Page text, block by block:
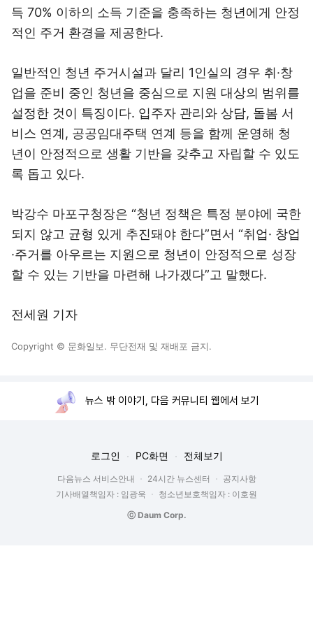
득 70% 이하의 소득 기준을 충족하는 청년에게 안정
적인 주거 환경을 제공한다.
일반적인 청년 주거시설과 달리 1인실의 경우 취·창
업을 준비 중인 청년을 중심으로 지원 대상의 범위를
설정한 것이 특징이다. 입주자 관리와 상담, 돌봄 서
비스 연계, 공공임대주택 연계 등을 함께 운영해 청
년이 안정적으로 생활 기반을 갖추고 자립할 수 있도
록 돕고 있다.
박강수 마포구청장은 “청년 정책은 특정 분야에 국한
되지 않고 균형 있게 추진돼야 한다”면서 “취업· 창업
·주거를 아우르는 지원으로 청년이 안정적으로 성장
할 수 있는 기반을 마련해 나가겠다”고 말했다.
전세원 기자
Copyright © 문화일보. 무단전재 및 재배포 금지.
뉴스 밖 이야기, 다음 커뮤니티 웹에서 보기
로그인 PC화면 전체보기
다음뉴스 서비스안내 24시간 뉴스센터
공지사항
기사배열책임자 : 임광욱
청소년보호책임자 : 이호원
ⓒ Daum Corp.